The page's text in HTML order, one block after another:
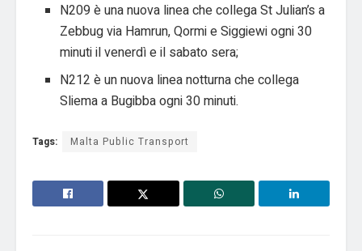
N209 è una nuova linea che collega St Julian’s a
Zebbug via Hamrun, Qormi e Siggiewi ogni 30
minuti il ​​venerdì e il sabato sera;
N212 è un nuova linea notturna che collega
Sliema a Bugibba ogni 30 minuti.
Tags: Malta Public Transport